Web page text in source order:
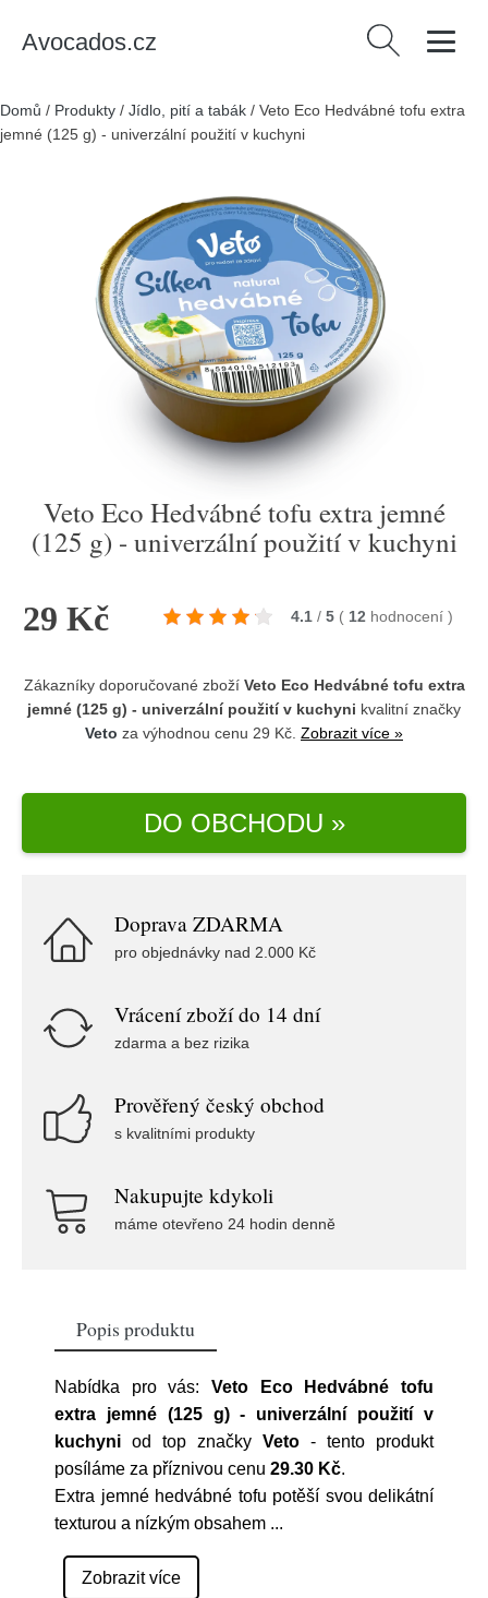
Avocados.cz Vyhledávání
Domů / Produkty / Jídlo, pití a tabák / Veto Eco Hedvábné tofu extra
jemné (125 g) - univerzální použití v kuchyni
Veto Eco Hedvábné tofu extra jemné
(125 g) - univerzální použití v kuchyni
29 Kč 4.1 / 5 ( 12 hodnocení )
Zákazníky doporučované zboží Veto Eco Hedvábné tofu extra
jemné (125 g) - univerzální použití v kuchyni kvalitní značky
Veto za výhodnou cenu 29 Kč. Zobrazit více »
DO OBCHODU »
Doprava ZDARMA
pro objednávky nad 2.000 Kč
Vrácení zboží do 14 dní
zdarma a bez rizika
Prověřený český obchod
s kvalitními produkty
Nakupujte kdykoli
máme otevřeno 24 hodin denně
Popis produktu
Nabídka pro vás: Veto Eco Hedvábné tofu
extra jemné (125 g) - univerzální použití v
kuchyni od top značky Veto - tento produkt
posíláme za příznivou cenu 29.30 Kč.
Extra jemné hedvábné tofu potěší svou delikátní
texturou a nízkým obsahem ...
Zobrazit více